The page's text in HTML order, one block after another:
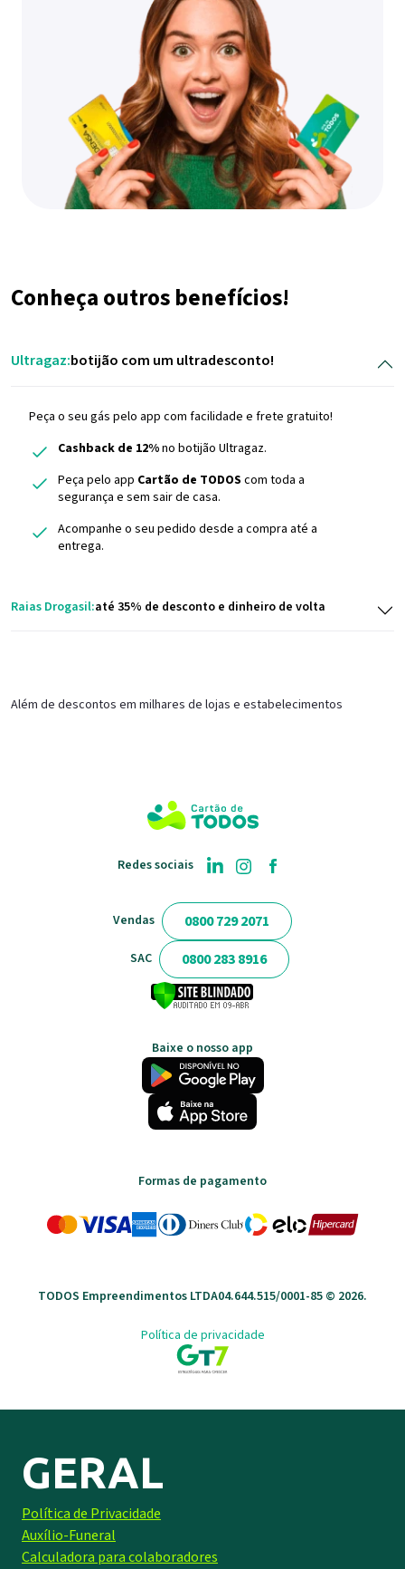
Conheça outros benefícios!
Ultragaz:botijão com um ultradesconto!
Peça o seu gás pelo app com facilidade e frete gratuito!
Cashback de 12%no botijão Ultragaz.
Peça pelo app Cartão de TODOS com toda a
segurança e sem sair de casa.
Acompanhe o seu pedido desde a compra até a
entrega.
Raias Drogasil:até 35% de desconto e dinheiro de volta
Além de descontos em milhares de lojas e estabelecimentos
Redes sociais
Vendas 0800 729 2071
SAC 0800 283 8916
Baixe o nosso app
Formas de pagamento
TODOS Empreendimentos LTDA04.644.515/0001-85 © 2026.
Política de privacidade
GERAL
Política de Privacidade
Auxílio-Funeral
Calculadora para colaboradores